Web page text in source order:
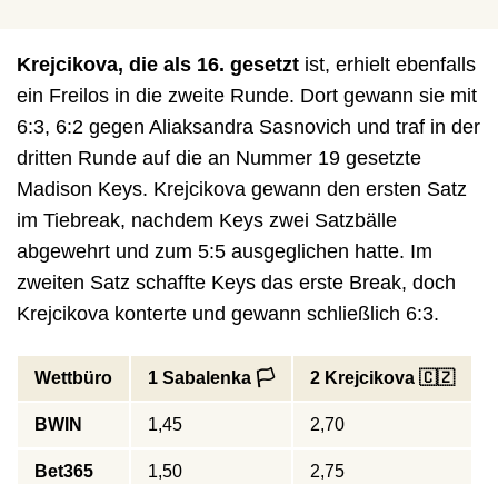
Krejcikova, die als 16. gesetzt ist, erhielt ebenfalls
ein Freilos in die zweite Runde. Dort gewann sie mit
6:3, 6:2 gegen Aliaksandra Sasnovich und traf in der
dritten Runde auf die an Nummer 19 gesetzte
Madison Keys. Krejcikova gewann den ersten Satz
im Tiebreak, nachdem Keys zwei Satzbälle
abgewehrt und zum 5:5 ausgeglichen hatte. Im
zweiten Satz schaffte Keys das erste Break, doch
Krejcikova konterte und gewann schließlich 6:3.
Wettbüro 1 Sabalenka 🏳️ 2 Krejcikova 🇨🇿
BWIN 1,45 2,70
Bet365 1,50 2,75